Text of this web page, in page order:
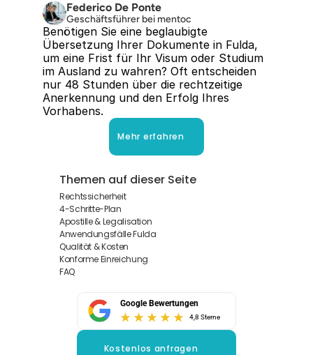
Federico De Ponte
Geschäftsführer bei mentoc
Benötigen Sie eine beglaubigte
Übersetzung Ihrer Dokumente in Fulda,
um eine Frist für Ihr Visum oder Studium
im Ausland zu wahren? Oft entscheiden
nur 48 Stunden über die rechtzeitige
Anerkennung und den Erfolg Ihres
Vorhabens.
Mehr erfahren
Themen auf dieser Seite
Rechtssicherheit
4-Schritte-Plan
Apostille & Legalisation
Anwendungsfälle Fulda
Qualität & Kosten
Konforme Einreichung
FAQ
Google Bewertungen
4,8 Sterne
Kostenlos anfragen